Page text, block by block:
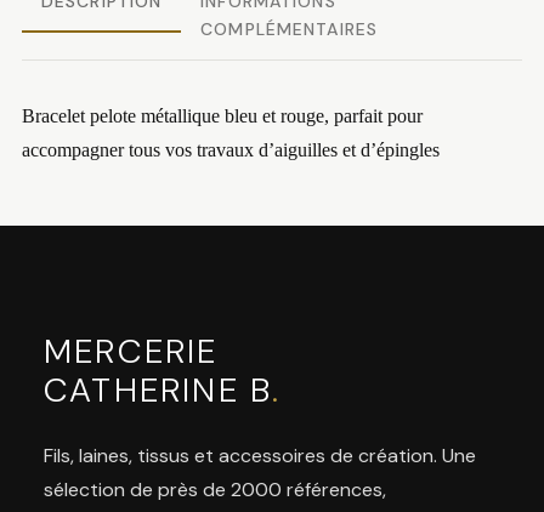
COMPLÉMENTAIRES
Bracelet pelote métallique bleu et rouge, parfait pour
accompagner tous vos travaux d’aiguilles et d’épingles
MERCERIE
CATHERINE B.
Fils, laines, tissus et accessoires de création. Une
sélection de près de 2000 références,